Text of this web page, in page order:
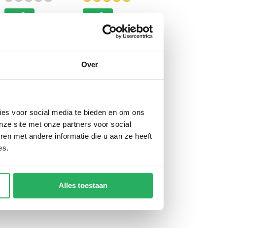
Over
voor social media te bieden en om ons
site met onze partners voor social
met andere informatie die u aan ze heeft
Alles toestaan